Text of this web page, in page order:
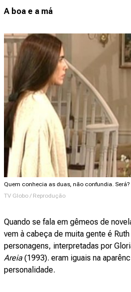
A boa e a má
Quem conhecia as duas, não confundia. Será?
TV Globo / Reprodução
Quando se fala em gêmeos de
vem à cabeça de muita gente é Ruth
personagens, interpretadas por
Areia (1993). eram iguais na
personalidade.